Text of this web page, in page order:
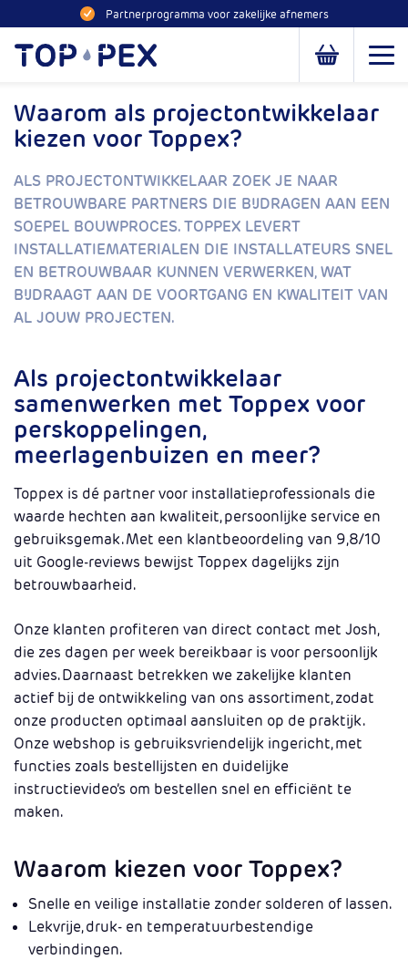
Naar inhoud Partnerprogramma voor zakelijke afnemers
Toppex
Open of
Waarom als projectontwikkelaar
kiezen voor Toppex?
ALS PROJECTONTWIKKELAAR ZOEK JE NAAR
BETROUWBARE PARTNERS DIE BIJDRAGEN AAN EEN
SOEPEL BOUWPROCES. TOPPEX LEVERT
INSTALLATIEMATERIALEN DIE INSTALLATEURS SNEL
EN BETROUWBAAR KUNNEN VERWERKEN, WAT
BIJDRAAGT AAN DE VOORTGANG EN KWALITEIT VAN
AL JOUW PROJECTEN.
Als projectontwikkelaar
samenwerken met Toppex voor
perskoppelingen,
meerlagenbuizen en meer?
Toppex is dé partner voor installatieprofessionals die
waarde hechten aan kwaliteit, persoonlijke service en
gebruiksgemak. Met een klantbeoordeling van 9,8/10
uit Google-reviews bewijst Toppex dagelijks zijn
betrouwbaarheid.
Onze klanten profiteren van direct contact met Josh,
die zes dagen per week bereikbaar is voor persoonlijk
advies. Daarnaast betrekken we zakelijke klanten
actief bij de ontwikkeling van ons assortiment, zodat
onze producten optimaal aansluiten op de praktijk.
Onze webshop is gebruiksvriendelijk ingericht, met
functies zoals bestellijsten en duidelijke
instructievideo’s om bestellen snel en efficiënt te
maken.
Waarom kiezen voor Toppex?
Snelle en veilige installatie zonder solderen of lassen.
Lekvrije, druk- en temperatuurbestendige
verbindingen.